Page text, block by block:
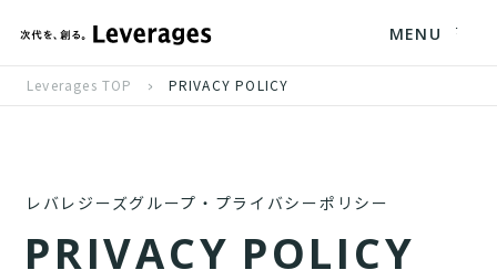
MENU
Leverages TOP PRIVACY POLICY
レバレジーズグループ・プライバシーポリシー
PRIVACY POLICY